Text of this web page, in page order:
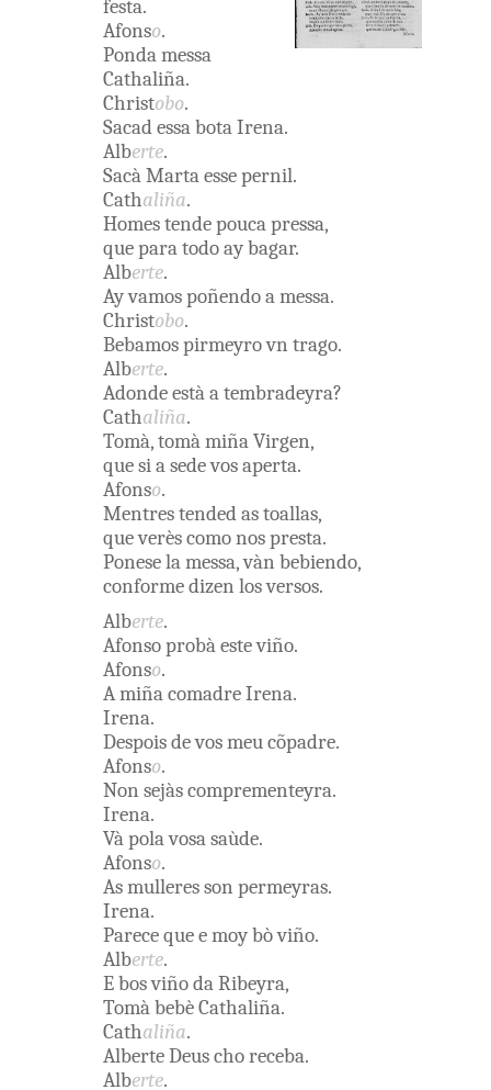
festa.
Afonso.
Pondamessa
Cathaliña.
Christobo.
Sacad essabotaIrena.
Alberte.
SacàMartaessepernil.
Cathaliña.
Homestendepoucapressa,
queparatodoaybagar.
Alberte.
Ayvamospoñendoamessa.
Christobo.
Bebamospirmeyrovn trago.
Alberte.
Adondeestàatembradeyra?
Cathaliña.
Tomà,tomàmiñaVirgen,
quesiasedevosaperta.
Afonso.
Mentrestended astoallas,
queverèscomonospresta.
Poneselamessa,vàn bebiendo,
conformedizen losversos.
Alberte.
Afonsoprobàesteviño.
Afonso.
AmiñacomadreIrena.
Irena.
Despoisdevosmeucõpadre.
Afonso.
Non sejàscomprementeyra.
Irena.
Vàpolavosasaùde.
Afonso.
Asmulleresson permeyras.
Irena.
Parecequeemoybòviño.
Alberte.
E bosviñodaRibeyra,
TomàbebèCathaliña.
Cathaliña.
AlberteDeuschoreceba.
Alberte.